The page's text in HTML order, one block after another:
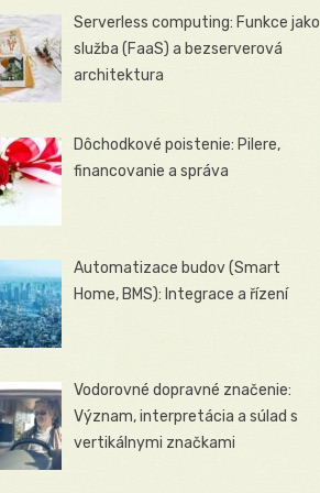
Serverless computing: Funkce jako
služba (FaaS) a bezserverová
architektura
Dôchodkové poistenie: Pilere,
financovanie a správa
Automatizace budov (Smart
Home, BMS): Integrace a řízení
Vodorovné dopravné značenie:
Význam, interpretácia a súlad s
vertikálnymi značkami